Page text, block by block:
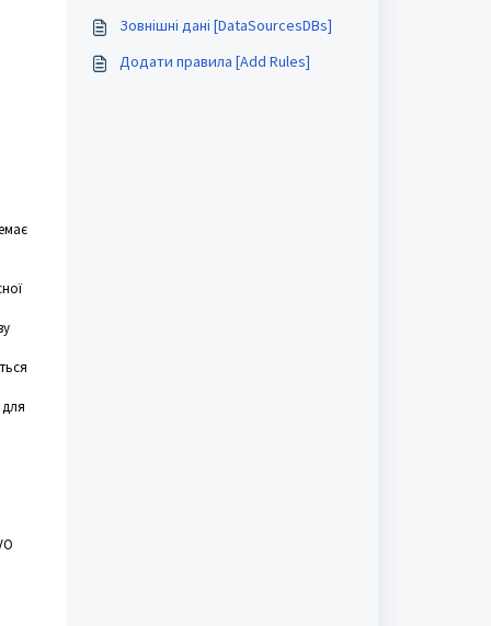
Зовнішні дані [DataSourcesDBs]
Додати правила [Add Rules]